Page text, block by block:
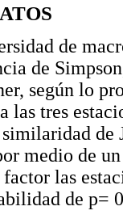
de
de
según lo
las tres
de
medio de
las
de p=